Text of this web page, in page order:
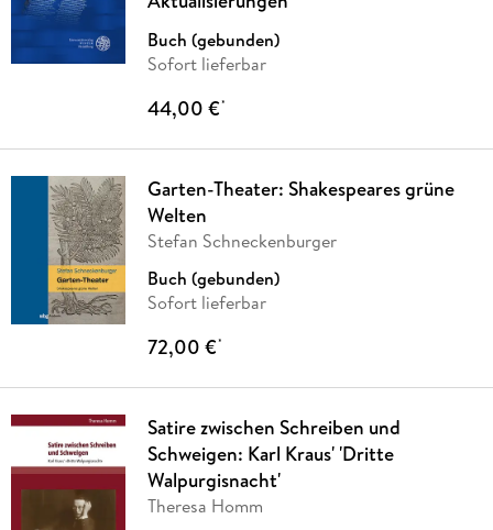
Buch (gebunden)
Sofort lieferbar
44,00 €*
Garten-Theater: Shakespeares grüne
Welten
Stefan Schneckenburger
Buch (gebunden)
Sofort lieferbar
72,00 €*
Satire zwischen Schreiben und
Schweigen: Karl Kraus' 'Dritte
Walpurgisnacht'
Theresa Homm